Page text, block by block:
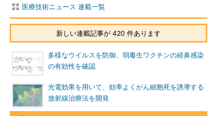
医療技術ニュース 連載一覧
新しい連載記事が 420 件あります
多様なウイルスを防御、弱毒生ワクチンの経鼻感染
の有効性を確認
光電効果を用いて、効率よくがん細胞死を誘導する
放射線治療法を開発